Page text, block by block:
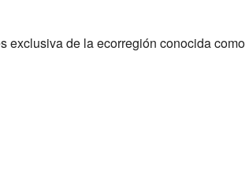
exclusiva de la ecorregión conocida como